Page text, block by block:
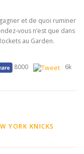
et de quoi ruminer
vous n’est que dans
au Garden.
8000 6k
YORK KNICKS